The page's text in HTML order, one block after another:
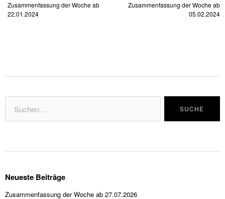
Zusammenfassung der Woche ab
22.01.2024
Zusammenfassung der Woche ab
05.02.2024
Neueste Beiträge
Zusammenfassung der Woche ab 27.07.2026